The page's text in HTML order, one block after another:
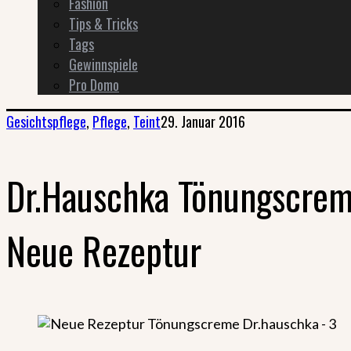
Tips & Tricks
Tags
Gewinnspiele
Pro Domo
Gesichtspflege, Pflege, Teint29. Januar 2016
Dr.Hauschka
Neue Rezeptur